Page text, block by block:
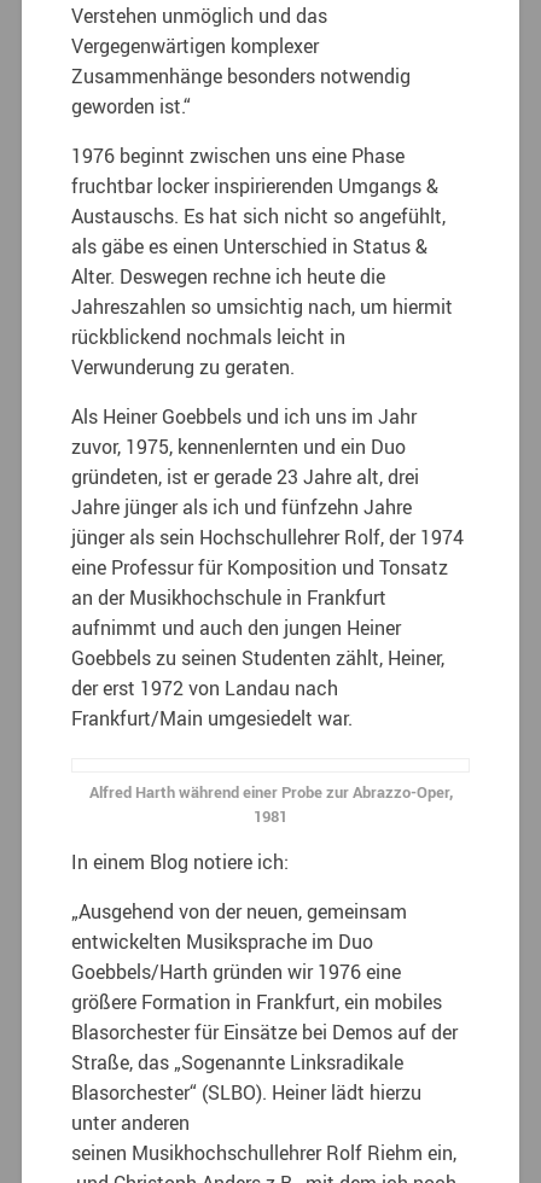
Verstehen unmöglich und das
Vergegenwärtigen komplexer
Zusammenhänge besonders notwendig
geworden ist.“
1976 beginnt zwischen uns eine Phase
fruchtbar locker inspirierenden Umgangs &
Austauschs. Es hat sich nicht so angefühlt,
als gäbe es einen Unterschied in Status &
Alter. Deswegen rechne ich heute die
Jahreszahlen so umsichtig nach, um hiermit
rückblickend nochmals leicht in
Verwunderung zu geraten.
Als Heiner Goebbels und ich uns im Jahr
zuvor, 1975, kennenlernten und ein Duo
gründeten, ist er gerade 23 Jahre alt, drei
Jahre jünger als ich und fünfzehn Jahre
jünger als sein Hochschullehrer Rolf, der 1974
eine Professur für Komposition und Tonsatz
an der Musikhochschule in Frankfurt
aufnimmt und auch den jungen Heiner
Goebbels zu seinen Studenten zählt, Heiner,
der erst 1972 von Landau nach
Frankfurt/Main umgesiedelt war.
Alfred Harth während einer Probe zur Abrazzo-Oper,
1981
In einem Blog notiere ich:
„Ausgehend von der neuen, gemeinsam
entwickelten Musiksprache im Duo
Goebbels/Harth gründen wir 1976 eine
größere Formation in Frankfurt, ein mobiles
Blasorchester für Einsätze bei Demos auf der
Straße, das „Sogenannte Linksradikale
Blasorchester“ (SLBO). Heiner lädt hierzu
unter anderen
seinen Musikhochschullehrer Rolf Riehm ein,